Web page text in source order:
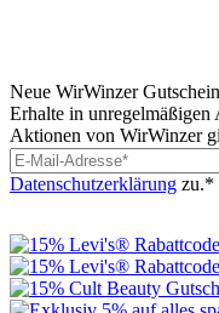
Neue WirWinzer
Erhalte in unregelmäßigen
Aktionen von WirWinzer
Datenschutzerklärung zu.*